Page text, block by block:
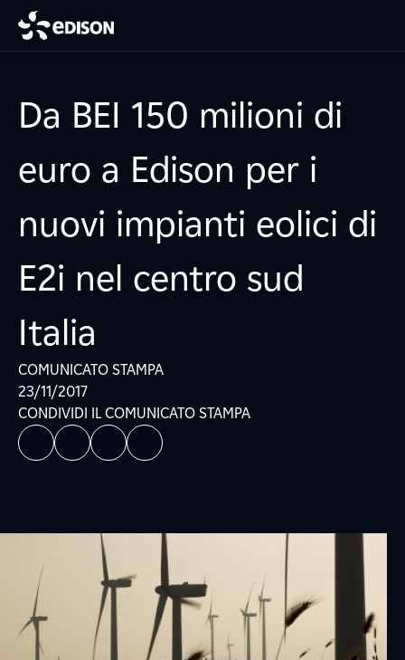
Da BEI 150 milioni di
euro a Edison per i
nuovi impianti eolici di
E2i nel centro sud
Italia
COMUNICATO STAMPA
23/11/2017
CONDIVIDI IL COMUNICATO STAMPA